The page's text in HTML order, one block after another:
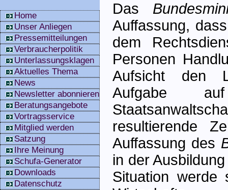
Home
Unser Anliegen
Pressemitteilungen
Verbraucherpolitik
Unterlassungsklagen
Aktuelles Thema
News
Newsletter abonnieren
Beratungsangebote
Vortragsservice
Mitglied werden
Satzung
Ihre Meinung
Schufa-Generator
Downloads
Datenschutz
Das
Auffassung,
dem
Personen
Aufsicht den
Aufgabe
resultierende
Auffassung des
in der
Situation werde